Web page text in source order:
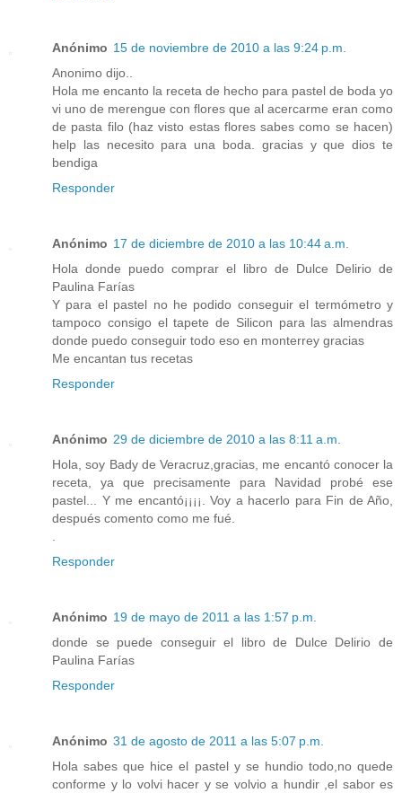
Anónimo 15 de noviembre de 2010 a las 9:24 p.m.
Anonimo dijo..
Hola me encanto la receta de hecho para pastel de boda yo
vi uno de merengue con flores que al acercarme eran como
de pasta filo (haz visto estas flores sabes como se hacen)
help las necesito para una boda. gracias y que dios te
bendiga
Responder
Anónimo 17 de diciembre de 2010 a las 10:44 a.m.
Hola donde puedo comprar el libro de Dulce Delirio de
Paulina Farías
Y para el pastel no he podido conseguir el termómetro y
tampoco consigo el tapete de Silicon para las almendras
donde puedo conseguir todo eso en monterrey gracias
Me encantan tus recetas
Responder
Anónimo 29 de diciembre de 2010 a las 8:11 a.m.
Hola, soy Bady de Veracruz,gracias, me encantó conocer la
receta, ya que precisamente para Navidad probé ese
pastel... Y me encantó¡¡¡¡. Voy a hacerlo para Fin de Año,
después comento como me fué.
Responder
Anónimo 19 de mayo de 2011 a las 1:57 p.m.
donde se puede conseguir el libro de Dulce Delirio de
Paulina Farías
Responder
Anónimo 31 de agosto de 2011 a las 5:07 p.m.
Hola sabes que hice el pastel y se hundio todo,no quede
conforme y lo volvi hacer y se volvio a hundir ,el sabor es